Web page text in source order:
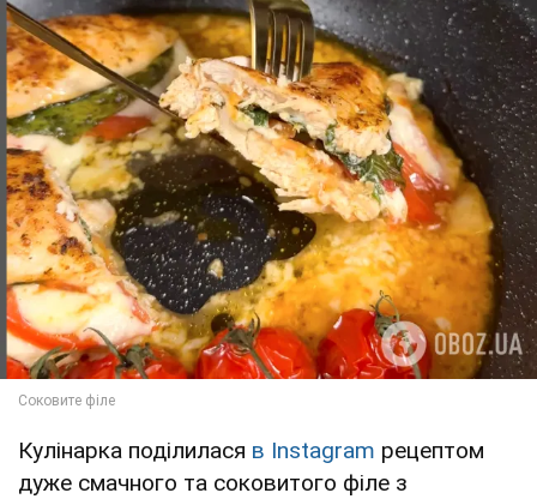
Кулінарка поділилася в Instagram рецептом
дуже смачного та соковитого філе з